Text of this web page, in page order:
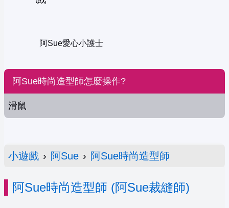
阿Sue愛心小護士
阿Sue時尚造型師怎麼操作?
滑鼠
小遊戲 › 阿Sue › 阿Sue時尚造型師
阿Sue時尚造型師 (阿Sue裁縫師)